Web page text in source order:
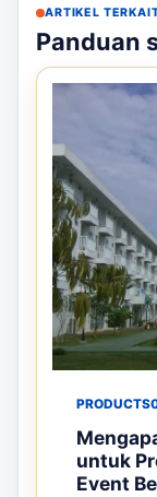
ARTIKEL
Panduan
PRODUCTS
untuk
Event